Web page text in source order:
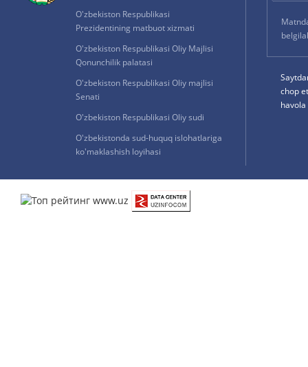
O'zbekiston Respublikasi
Prezidentining matbuot xizmati
O'zbekiston Respublikasi Oliy Majlisi
Qonunchilik palatasi
O'zbekiston Respublikasi Oliy majlisi
Senati
O'zbekiston Respublikasi Oliy sudi
O'zbekistonda sud-huquq islohatlariga
ko'maklashish loyihasi
chop